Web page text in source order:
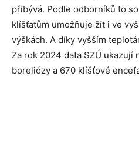
přibývá. Podle odborníků to
klíšťatům umožňuje žít i ve
výškách. A díky vyšším
Za rok 2024 data SZÚ ukazují
boreliózy a 670 klíšťové